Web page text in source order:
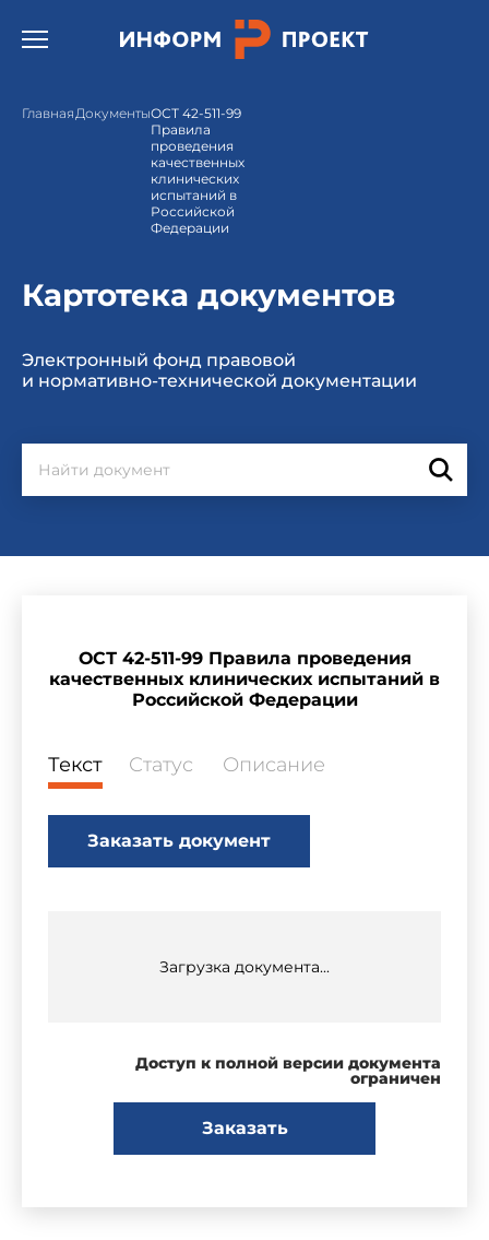
Открыть бургер меню.
ГлавнаяДокументыОСТ 42-511-99
Правила
проведения
качественных
клинических
испытаний в
Российской
Федерации
Картотека документов
Электронный фонд правовой
и нормативно-технической документации
ОСТ 42-511-99 Правила проведения
качественных клинических испытаний в
Российской Федерации
Текст Статус Описание
Заказать документ
Загрузка документа...
Доступ к полной версии документа
ограничен
Заказать